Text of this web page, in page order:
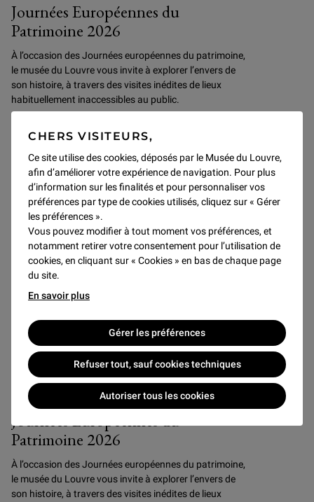
CHERS VISITEURS,
Ce site utilise des cookies, déposés par le Musée du Louvre,
afin d’améliorer votre expérience de navigation. Pour plus
d’information sur les finalités et pour personnaliser vos
préférences par type de cookies utilisés, cliquez sur « Gérer
les préférences ».
Vous pouvez modifier à tout moment vos préférences, et
notamment retirer votre consentement pour l’utilisation de
cookies, en cliquant sur « Cookies » en bas de chaque page
du site.
En savoir plus
Gérer les préférences
Refuser tout, sauf cookies techniques
Autoriser tous les cookies
Journées Européennes du
Patrimoine 2026
À l’occasion des Journées européennes du patrimoine,
le musée du Louvre vous invite à explorer l’envers de
son histoire, à travers des visites inédites de lieux
habituellement inaccessibles au public.
SAMEDI 19 SEPTEMBRE
Journées Européennes du
Patrimoine 2026
Événements
À l’occasion des Journées européennes du patrimoine,
le musée du Louvre vous invite à explorer l’envers de
son histoire, à travers des visites inédites de lieux